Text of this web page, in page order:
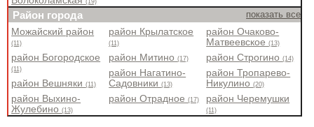
Район города показать все
Можайский район
(11)
район Богородское
(11)
район Вешняки(11)
район Выхино-
Жулебино(13)
район Крылатское
(11)
район Митино(17)
район Нагатино-
Садовники(13)
район Отрадное(17)
район Очаково-
Матвеевское(13)
район Строгино(14)
район Тропарево-
Никулино(20)
район Черемушки
(11)